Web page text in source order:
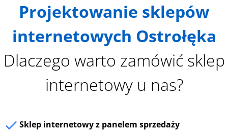
Projektowanie sklepów
internetowych Ostrołęka
Dlaczego warto zamówić sklep
internetowy u nas?
Sklep internetowy z panelem sprzedaży